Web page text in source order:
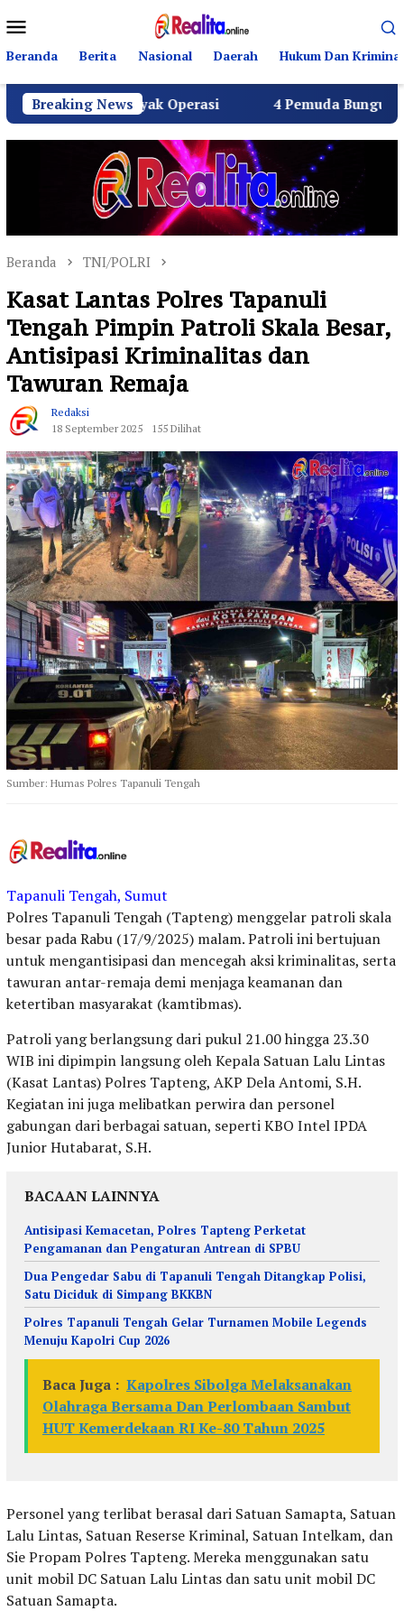
ke
kontenMobile
Beranda Berita Nasional Daerah Hukum Dan Kriminal
Breaking News
Layak Operasi 4 Pemuda Bungur Raya
Beranda TNI/POLRI
Kasat Lantas Polres Tapanuli
Tengah Pimpin Patroli Skala Besar,
Antisipasi Kriminalitas dan
Tawuran Remaja
Redaksi
18 September 2025
155 Dilihat
Sumber: Humas Polres Tapanuli Tengah
Tapanuli Tengah, Sumut
Polres Tapanuli Tengah (Tapteng) menggelar patroli skala
besar pada Rabu (17/9/2025) malam. Patroli ini bertujuan
untuk mengantisipasi dan mencegah aksi kriminalitas, serta
tawuran antar-remaja demi menjaga keamanan dan
ketertiban masyarakat (kamtibmas).
Patroli yang berlangsung dari pukul 21.00 hingga 23.30
WIB ini dipimpin langsung oleh Kepala Satuan Lalu Lintas
(Kasat Lantas) Polres Tapteng, AKP Dela Antomi, S.H.
Kegiatan ini juga melibatkan perwira dan personel
gabungan dari berbagai satuan, seperti KBO Intel IPDA
Junior Hutabarat, S.H.
BACAAN LAINNYA
Antisipasi Kemacetan, Polres Tapteng Perketat
Pengamanan dan Pengaturan Antrean di SPBU
Dua Pengedar Sabu di Tapanuli Tengah Ditangkap Polisi,
Satu Diciduk di Simpang BKKBN
Polres Tapanuli Tengah Gelar Turnamen Mobile Legends
Menuju Kapolri Cup 2026
Baca Juga : Kapolres Sibolga Melaksanakan
Olahraga Bersama Dan Perlombaan Sambut
HUT Kemerdekaan RI Ke-80 Tahun 2025
Personel yang terlibat berasal dari Satuan Samapta, Satuan
Lalu Lintas, Satuan Reserse Kriminal, Satuan Intelkam, dan
Sie Propam Polres Tapteng. Mereka menggunakan satu
unit mobil DC Satuan Lalu Lintas dan satu unit mobil DC
Satuan Samapta.